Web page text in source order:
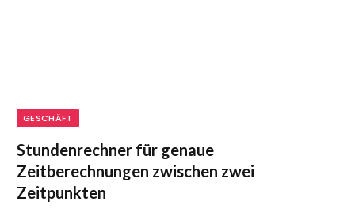
GESCHÄFT
Stundenrechner für genaue
Zeitberechnungen zwischen zwei
Zeitpunkten